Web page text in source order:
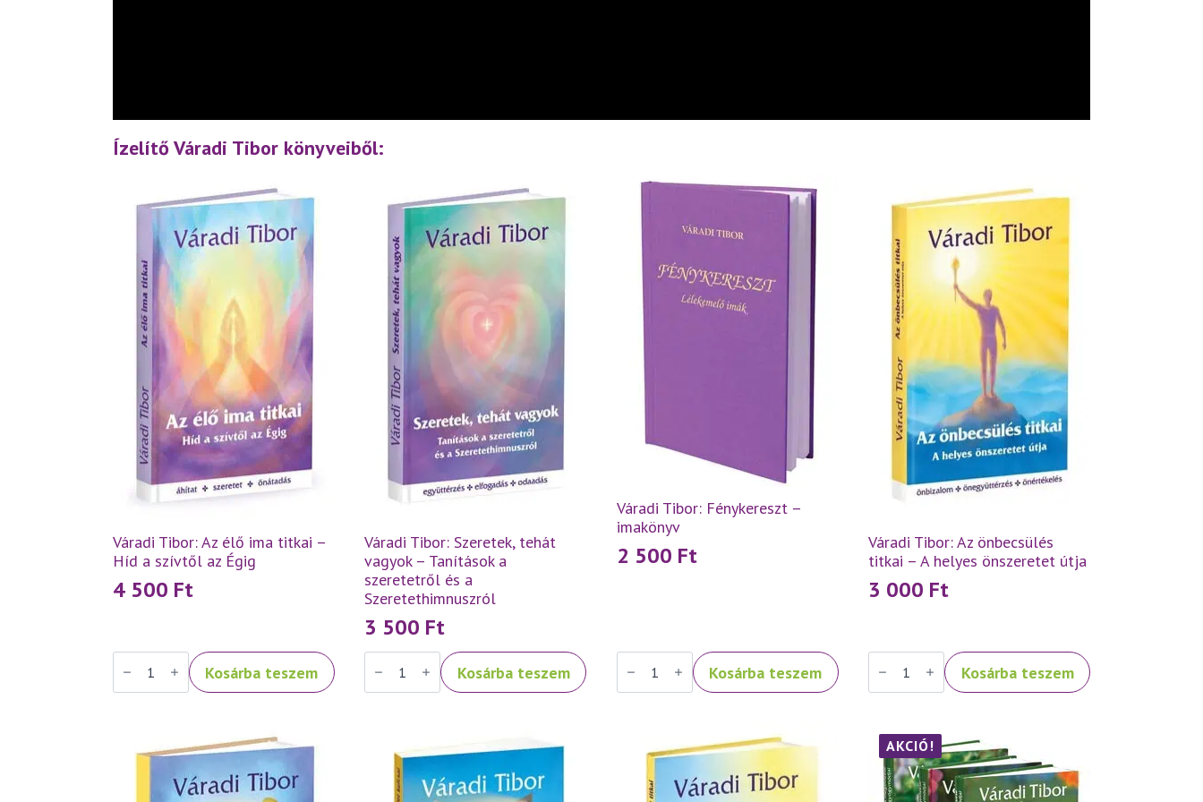
Ízelítő Váradi Tibor könyveiből:
Váradi Tibor: Az élő ima titkai –
Híd a szívtől az Égig
4 500 Ft
Váradi
Tibor:
Az
Kosárba teszem
Váradi Tibor: Szeretek, tehát
vagyok – Tanítások a
szeretetről és a
Szeretethimnuszról
3 500 Ft
Váradi
Tibor:
Szeretek,
szeretetről
Kosárba teszem
Váradi Tibor: Fénykereszt –
imakönyv
2 500 Ft
Váradi
Tibor:
Fénykereszt
Kosárba teszem
Váradi Tibor: Az önbecsülés
titkai – A helyes önszeretet útja
3 000 Ft
Váradi
Tibor:
Az
helyes
önszeretet
útja
Kosárba teszem
AKCIÓ!